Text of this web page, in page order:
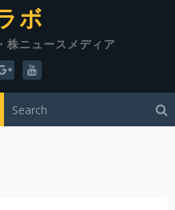
ボ
株ニュースメディア